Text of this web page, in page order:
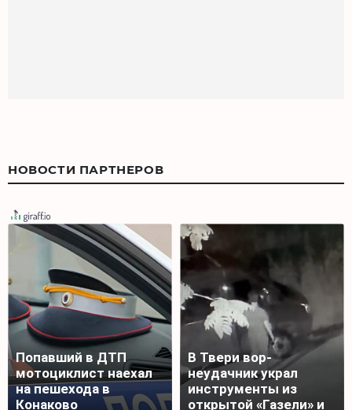
НОВОСТИ ПАРТНЕРОВ
Попавший в ДТП
мотоциклист наехал
на пешехода в
Конаково
В Твери вор-
неудачник украл
инструменты из
открытой «Газели» и